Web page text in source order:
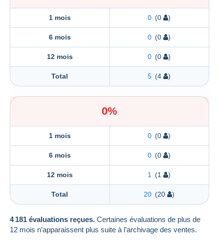
1 mois 0 (0 )
6 mois 0 (0 )
12 mois 0 (0 )
Total 5 (4 )
0%
1 mois 0 (0 )
6 mois 0 (0 )
12 mois 1 (1 )
Total 20 (20 )
4 181 évaluations reçues. Certaines évaluations de plus de
12 mois n’apparaissent plus suite à l’archivage des ventes.